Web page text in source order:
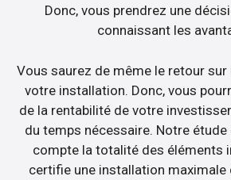
Donc, vous prendrez une
connaissant les
Vous saurez de même le retour
votre installation. Donc, vous
de la rentabilité de votre
du temps nécessaire. Notre
compte la totalité des éléments
certifie une installation maximale